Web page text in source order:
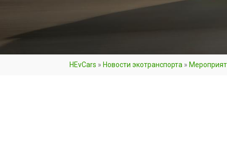
HEvCars » Новости экотранспорта »